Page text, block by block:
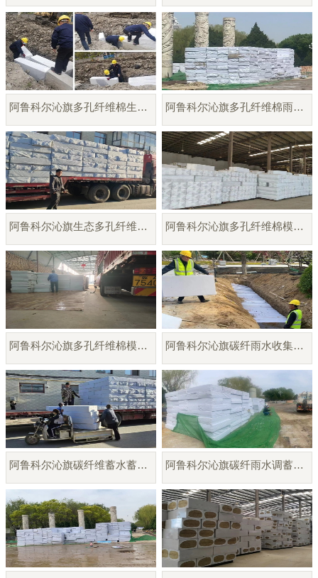
阿鲁科尔沁旗多孔纤维棉生产供应 阿鲁科尔沁旗多孔纤维棉雨水调蓄模块
阿鲁科尔沁旗生态多孔纤维棉模块厂家 阿鲁科尔沁旗多孔纤维棉模块供应
阿鲁科尔沁旗多孔纤维棉模块厂家直销 阿鲁科尔沁旗碳纤雨水收集模块
阿鲁科尔沁旗碳纤维蓄水蓄释模块 阿鲁科尔沁旗碳纤雨水调蓄模块